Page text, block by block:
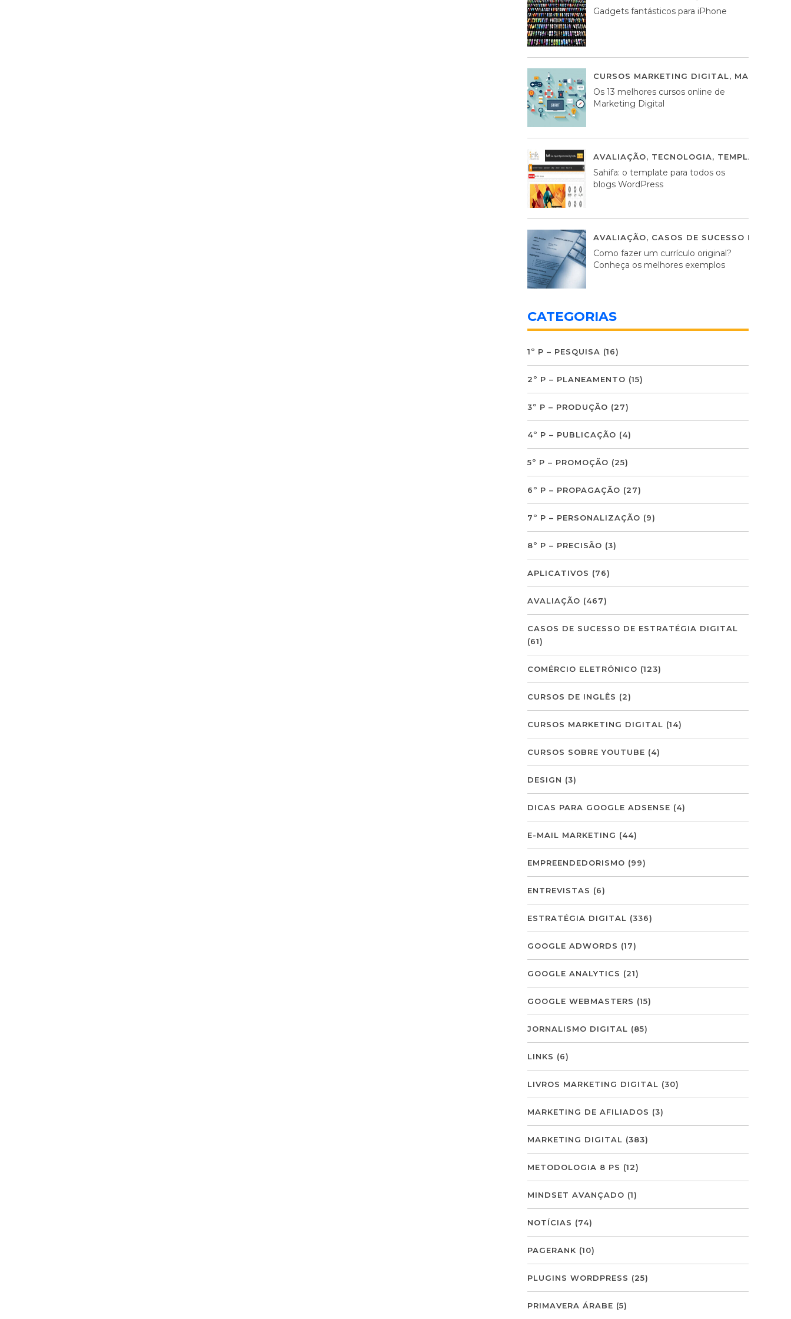
Gadgets fantásticos para iPhone
CURSOS MARKETING DIGITAL,
Os 13 melhores cursos online de
Marketing Digital
AVALIAÇÃO, TECNOLOGIA, TEMPLATES
Sahifa: o template para todos os
blogs WordPress
AVALIAÇÃO, CASOS DE SUCESSO DE
Como fazer um currículo original?
Conheça os melhores exemplos
CATEGORIAS
1º P – PESQUISA (16)
2º P – PLANEAMENTO (15)
3º P – PRODUÇÃO (27)
4º P – PUBLICAÇÃO (4)
5º P – PROMOÇÃO (25)
6º P – PROPAGAÇÃO (27)
7º P – PERSONALIZAÇÃO (9)
8º P – PRECISÃO (3)
APLICATIVOS (76)
AVALIAÇÃO (467)
CASOS DE SUCESSO DE ESTRATÉGIA DIGITAL
(61)
COMÉRCIO ELETRÓNICO (123)
CURSOS DE INGLÊS (2)
CURSOS MARKETING DIGITAL (14)
CURSOS SOBRE YOUTUBE (4)
DESIGN (3)
DICAS PARA GOOGLE ADSENSE (4)
E-MAIL MARKETING (44)
EMPREENDEDORISMO (99)
ENTREVISTAS (6)
ESTRATÉGIA DIGITAL (336)
GOOGLE ADWORDS (17)
GOOGLE ANALYTICS (21)
GOOGLE WEBMASTERS (15)
JORNALISMO DIGITAL (85)
LINKS (6)
LIVROS MARKETING DIGITAL (30)
MARKETING DE AFILIADOS (3)
MARKETING DIGITAL (383)
METODOLOGIA 8 PS (12)
MINDSET AVANÇADO (1)
NOTÍCIAS (74)
PAGERANK (10)
PLUGINS WORDPRESS (25)
PRIMAVERA ÁRABE (5)